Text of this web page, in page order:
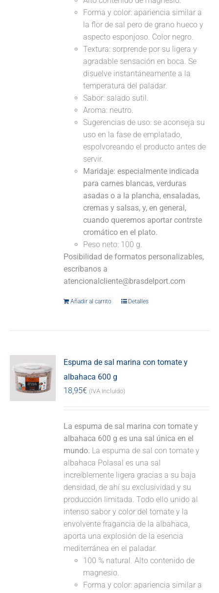
Forma y color: apariencia similar a
la flor de sal pero de grano hueco y
aspecto esponjoso. Color negro.
Textura: sorprende por su ligera y
agradable sensación en boca. Se
disuelve instantáneamente a la
temperatura del paladar.
Sabor: salado sutil.
Aroma: neutro.
Sugerencias de uso: se aconseja su
uso en la fase de emplatado,
espolvoreando el producto antes de
servir.
Maridaje: especialmente indicada
para carnes blancas, verduras
asadas o a la plancha, ensaladas,
cremas y salsas, y, en general,
cuando queremos aportar contrste
cromático en el plato.
Peso neto: 100 g.
Posibilidad de formatos personalizables,
escríbanos a
atencionalcliente@brasdelport.com
Añadir al carrito Detalles
Espuma de sal marina con tomate y
albahaca 600 g
18,95€ (IVA incluido)
La espuma de sal marina con tomate y
albahaca 600 g es una sal única en el
mundo. La espuma de sal con tomate y
albahaca Polasal es una sal
increíblemente ligera gracias a su baja
densidad, de ahí su exclusividad y su
producción limitada. Todo ello unido al
intenso sabor y color del tomate y la
envolvente fragancia de la albahaca,
aporta una explosión de la esencia
mediterránea en el paladar.
100 % natural. Alto contenido de
magnesio.
Forma y color: apariencia similar a